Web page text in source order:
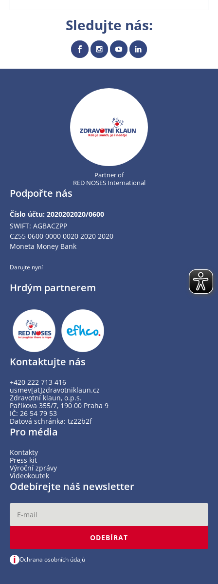
Sledujte nás:
Partner of
RED NOSES International
Podpořte nás
Číslo účtu: 2020202020/0600
SWIFT: AGBACZPP
CZ55 0600 0000 0020 2020 2020
Moneta Money Bank
Darujte nyní
Hrdým partnerem
Kontaktujte nás
+420 222 713 416
usmev[at]zdravotniklaun.cz
Zdravotní klaun, o.p.s.
Paříkova 355/7, 190 00 Praha 9
IČ: 26 54 79 53
Datová schránka: tz22b2f
Pro média
Kontakty
Press kit
Výroční zprávy
Videokoutek
Odebírejte náš newsletter
ODEBÍRAT
i Ochrana osobních údajů